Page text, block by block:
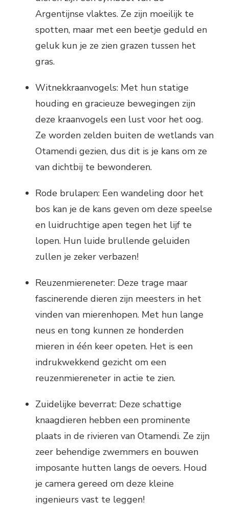
Argentijnse vlaktes. Ze zijn moeilijk te
spotten, maar met een beetje geduld en
geluk kun je ze zien grazen tussen het
gras.
Witnekkraanvogels: Met hun statige
houding en gracieuze bewegingen zijn
deze kraanvogels een lust voor het oog.
Ze worden zelden buiten de wetlands van
Otamendi gezien, dus dit is je kans om ze
van dichtbij te bewonderen.
Rode brulapen: Een wandeling door het
bos kan je de kans geven om deze speelse
en luidruchtige apen tegen het lijf te
lopen. Hun luide brullende geluiden
zullen je zeker verbazen!
Reuzenmiereneter: Deze trage maar
fascinerende dieren zijn meesters in het
vinden van mierenhopen. Met hun lange
neus en tong kunnen ze honderden
mieren in één keer opeten. Het is een
indrukwekkend gezicht om een
reuzenmiereneter in actie te zien.
Zuidelijke beverrat: Deze schattige
knaagdieren hebben een prominente
plaats in de rivieren van Otamendi. Ze zijn
zeer behendige zwemmers en bouwen
imposante hutten langs de oevers. Houd
je camera gereed om deze kleine
ingenieurs vast te leggen!